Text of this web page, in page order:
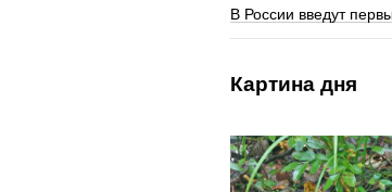
В России введут
Картина дня